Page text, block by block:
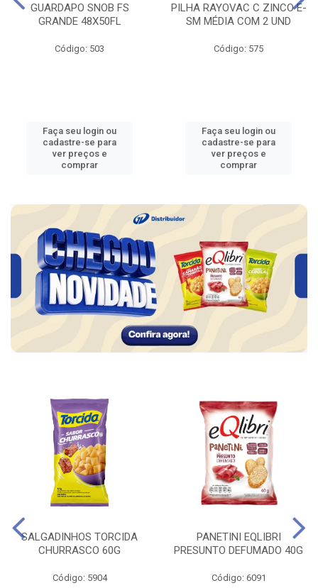
GUARDAPO SNOB FS
GRANDE 48X50FL
Código: 503
Faça seu login ou
cadastre-se para
ver preços e
comprar
PILHA RAYOVAC C ZINCO E-
SM MÉDIA COM 2 UND
Código: 575
Faça seu login ou
cadastre-se para
ver preços e
comprar
SALGADINHOS TORCIDA
CHURRASCO 60G
Código: 5904
PANETINI EQLIBRI
PRESUNTO DEFUMADO 40G
Código: 6091